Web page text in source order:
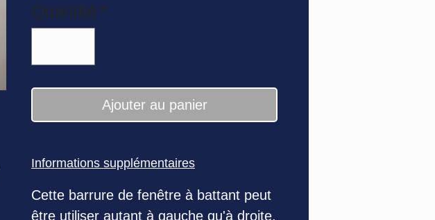
Quantité *
Ajouter au panier
Informations supplémentaires
Cette barrure de fenêtre à battant peut
être utiliser autant à gauche qu'à droite.